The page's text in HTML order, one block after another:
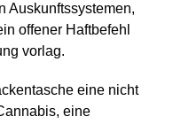
Auskunftssystemen,
offener Haftbefehl
vorlag.
eine nicht
eine